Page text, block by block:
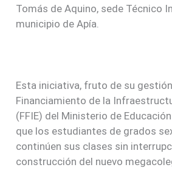
Tomás de Aquino, sede Técnico
municipio de Apía.
Esta iniciativa, fruto de su
Financiamiento de la
(FFIE) del Ministerio de
que los estudiantes de grados
continúen sus clases sin
construcción del nuevo